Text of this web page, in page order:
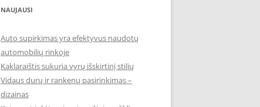
NAUJAUSI
Auto supirkimas yra efektyvus naudotų
automobilių rinkoje
Kaklaraištis sukuria vyrų išskirtinį stilių
Vidaus durų ir rankenų pasirinkimas –
dizainas